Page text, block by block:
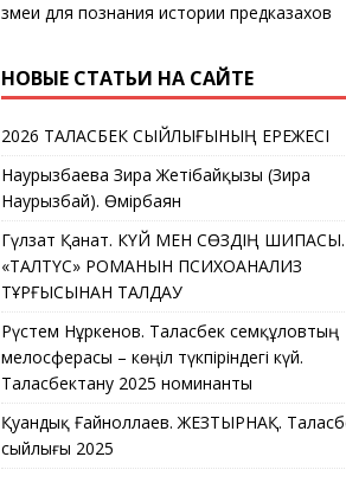
змеи для познания истории предказахов
НОВЫЕ СТАТЬИ НА САЙТЕ
2026 ТАЛАСБЕК СЫЙЛЫҒЫНЫҢ ЕРЕЖЕСІ
Наурызбаева Зира Жетібайқызы (Зира
Наурызбай). Өмірбаян
Гүлзат Қанат. КҮЙ МЕН СӨЗДІҢ ШИПАСЫ.
«ТАЛТҮС» РОМАНЫН ПСИХОАНАЛИЗ
ТҰРҒЫСЫНАН ТАЛДАУ
Рүстем Нұркенов. Таласбек Әсемқұловтың
мелосферасы – көңіл түкпіріндегі күй.
Таласбектану 2025 номинанты
Қуандық Ғайноллаев. ЖЕЗТЫРНАҚ.
сыйлығы 2025